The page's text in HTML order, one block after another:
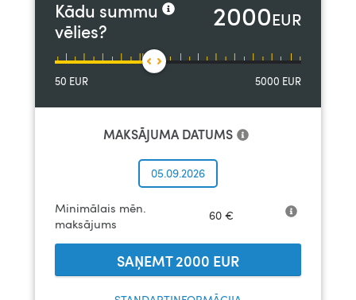
Kādu summu
vēlies?
2000EUR
50 EUR 5000 EUR
MAKSĀJUMA DATUMS
05.09.2026
Minimālais mēn.
maksājums
60 €
SAŅEMT2000 EUR